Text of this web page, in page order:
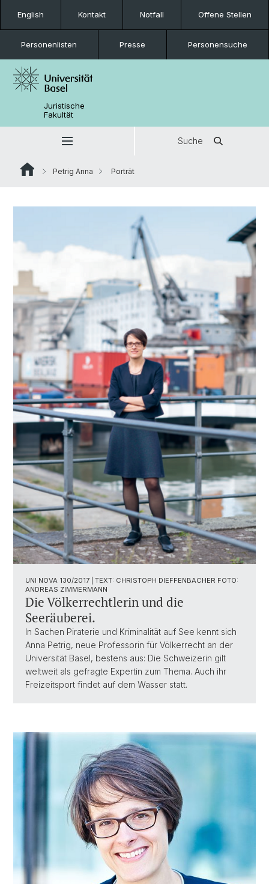
English Kontakt Notfall Offene Stellen
Personenlisten Presse Personensuche
Juristische
Fakultät
Suche
Petrig Anna Porträt
UNI NOVA 130/2017 | TEXT: CHRISTOPH DIEFFENBACHER FOTO:
ANDREAS ZIMMERMANN
Die Völkerrechtlerin und die
Seeräuberei.
In Sachen Piraterie und Kriminalität auf See kennt sich
Anna Petrig, neue Professorin für Völkerrecht an der
Universität Basel, bestens aus: Die Schweizerin gilt
weltweit als gefragte Expertin zum Thema. Auch ihr
Freizeitsport findet auf dem Wasser statt.